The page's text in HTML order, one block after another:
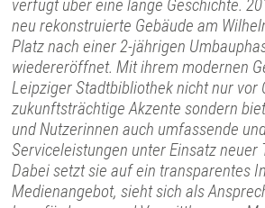
verfügt über eine lange Geschichte.
neu rekonstruierte Gebäude am
Platz nach einer 2-jährigen
wiedereröffnet. Mit ihrem modernen
Leipziger Stadtbibliothek nicht nur vor
zukunftsträchtige Akzente sondern
und Nutzerinnen auch umfassende
Serviceleistungen unter Einsatz neuer
Dabei setzt sie auf ein transparentes
Medienangebot, sieht sich als